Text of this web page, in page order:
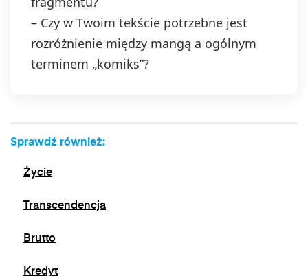
– Czy w Twoim tekście potrzebne jest
rozróżnienie między mangą a ogólnym
terminem „komiks”?
Sprawdź również:
Życie
Transcendencja
Brutto
Kredyt